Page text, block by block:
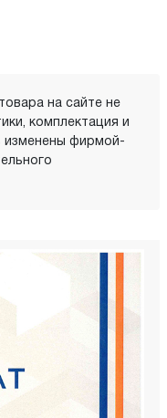
на сайте не
комплектация и
изменены фирмой-